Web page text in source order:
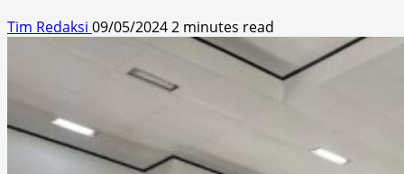
Tim Redaksi 09/05/20242 minutes read